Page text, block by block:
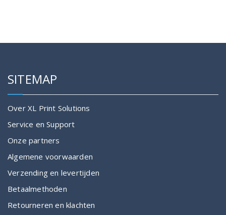
SITEMAP
Over XL Print Solutions
Service en Support
Onze partners
Algemene voorwaarden
Verzending en levertijden
Betaalmethoden
Retourneren en klachten